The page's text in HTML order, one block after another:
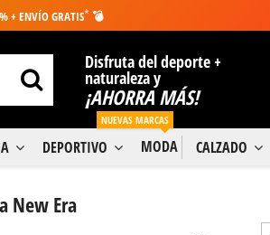
+ ENVÍO GRATIS* 💣
Disfruta del deporte +
naturaleza y
¡AHORRA MÁS!
DEPORTIVO MODA
NUEVAS MARCAS
CALZADO
New Era